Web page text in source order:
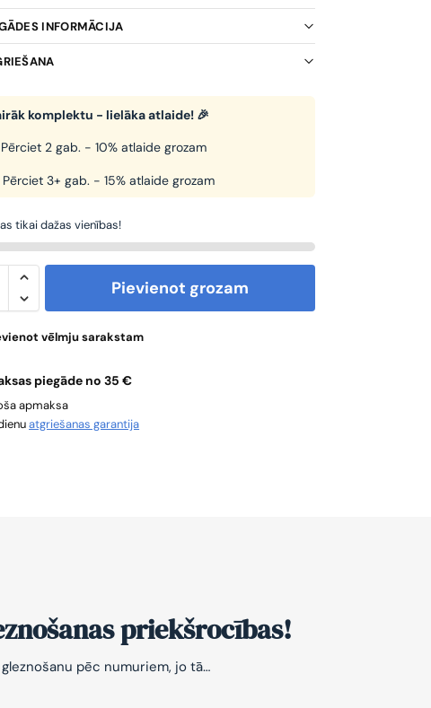
INFORMĀCIJA
komplektu - lielāka atlaide! 🎉
Pērciet 2 gab. - 10% atlaide grozam
Pērciet 3+ gab. - 15% atlaide grozam
tikai dažas vienības!
Pievienot grozam
vēlmju sarakstam
piegāde no 35 €
apmaksa
atgriešanas garantija
priekšrocības!
pēc numuriem, jo tā…